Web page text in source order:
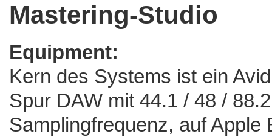
Mastering-Studio
Equipment:
Kern des Systems ist ein
Spur DAW mit 44.1 / 48 /
Samplingfrequenz, auf